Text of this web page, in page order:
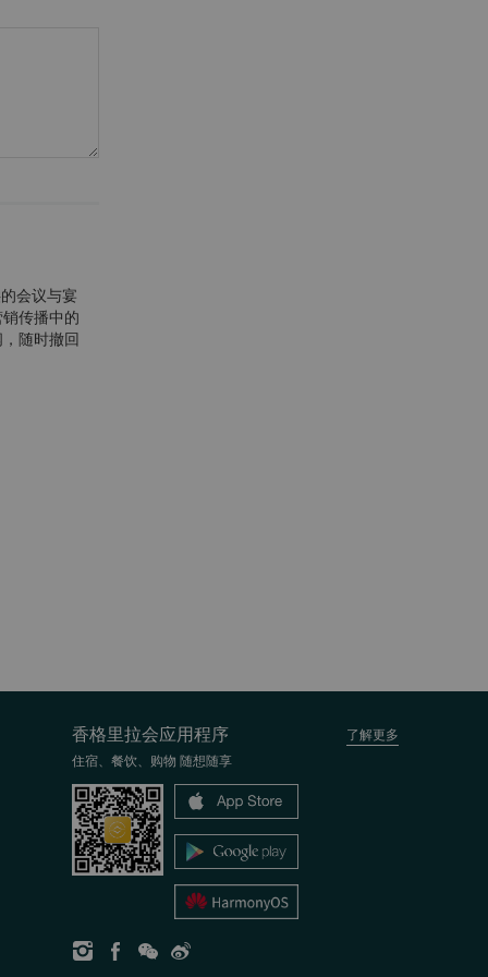
会议与宴
传播中的
随时撤回
香格里拉会应用程序
了解更多
住宿、餐饮、购物 随想随享